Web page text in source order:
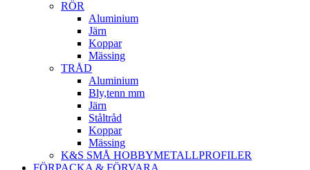
RÖR
Aluminium
Järn
Koppar
Mässing
TRÅD
Aluminium
Bly,tenn mm
Järn
Ståltråd
Koppar
Mässing
K&S SMÅ HOBBYMETALLPROFILER
FÖRPACKA & FÖRVARA